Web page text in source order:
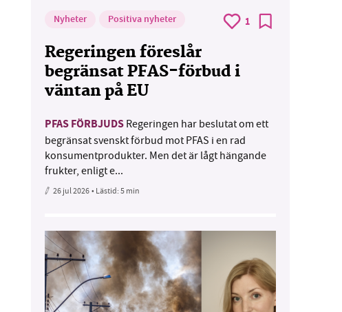
Nyheter Positiva nyheter 1
Regeringen föreslår
begränsat PFAS-förbud i
väntan på EU
PFAS FÖRBJUDS Regeringen har beslutat om ett
begränsat svenskt förbud mot PFAS i en rad
konsumentprodukter. Men det är lågt hängande
frukter, enligt e...
26 jul 2026• Lästid:5 min